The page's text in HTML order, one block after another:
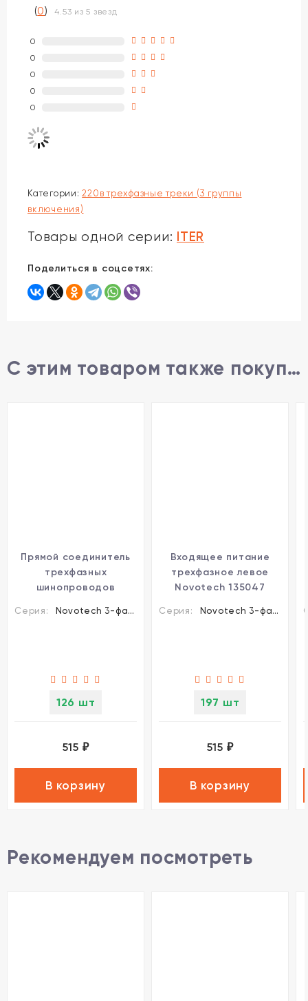
(0)4.53 из 5 звезд
0
0
0
0
0
Категории:220в трехфазные треки (3 группы
включения)
Товары одной серии: ITER
Поделиться в соцсетях:
С этим товаром также покупают
Прямой соединитель
трехфазных
шинопроводов
Серия: Novotech 3-фазные шины и аксессуары
126 шт
515 ₽
В корзину
Входящее питание
трехфазное левое
Novotech 135047
Серия: Novotech 3-фазные шины и аксессуары
197 шт
515 ₽
В корзину
Рекомендуем посмотреть